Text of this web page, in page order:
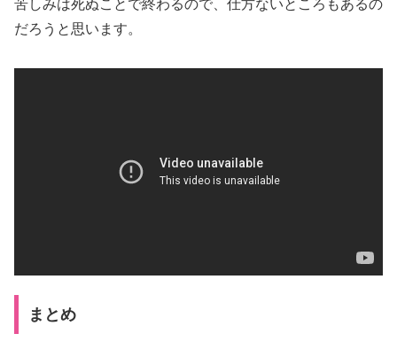
苦しみは死ぬことで終わるので、仕方ないところもあるの
だろうと思います。
まとめ